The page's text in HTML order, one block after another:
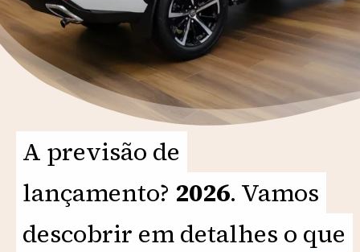
A previsão de
lançamento? 2026. Vamos
descobrir em detalhes o que
A previsão de
lançamento? 2026. Vamos
descobrir em detalhes o que